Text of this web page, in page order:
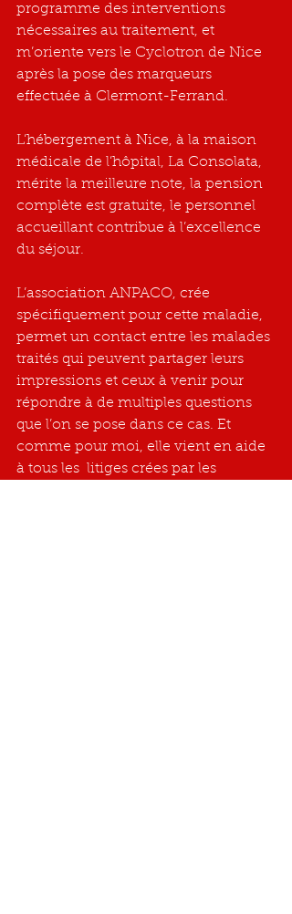
programme des interventions
nécessaires au traitement, et
m’oriente vers le Cyclotron de Nice
après la pose des marqueurs
effectuée à Clermont-Ferrand.
L’hébergement à Nice, à la maison
médicale de l’hôpital, La Consolata,
mérite la meilleure note, la pension
complète est gratuite, le personnel
accueillant contribue à l’excellence
du séjour.
L’association ANPACO, crée
spécifiquement pour cette maladie,
permet un contact entre les malades
traités qui peuvent partager leurs
impressions et ceux à venir pour
répondre à de multiples questions
que l’on se pose dans ce cas. Et
comme pour moi, elle vient en aide
à tous les  litiges crées par les